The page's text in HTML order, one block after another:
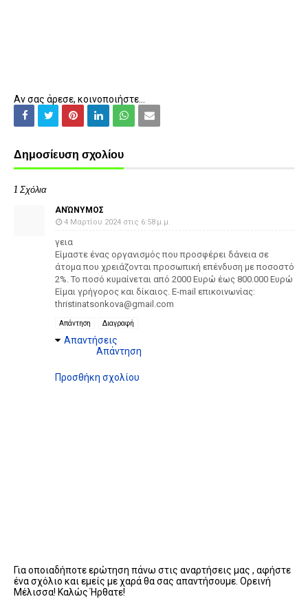
Αν σας άρεσε, κοινοποιήστε...
Δημοσίευση σχολίου
1 Σχόλια
ΑΝΏΝΥΜΟΣ
4 Μαρτίου 2024 στις 6:58 μ.μ.
γεια
Είμαστε ένας οργανισμός που προσφέρει δάνεια σε
άτομα που χρειάζονται προσωπική επένδυση με ποσοστό
2%. Το ποσό κυμαίνεται από 2000 Ευρώ έως 800.000 Ευρώ
Είμαι γρήγορος και δίκαιος. E-mail επικοινωνίας:
thristinatsonkova@gmail.com
Απάντηση Διαγραφή
Απαντήσεις
Απάντηση
Προσθήκη σχολίου
Για οποιαδήποτε ερώτηση πάνω στις αναρτήσεις μας , αφήστε
ένα σχόλιο και εμείς με χαρά θα σας απαντήσουμε. Ορεινή
Μέλισσα! Καλώς Ήρθατε!